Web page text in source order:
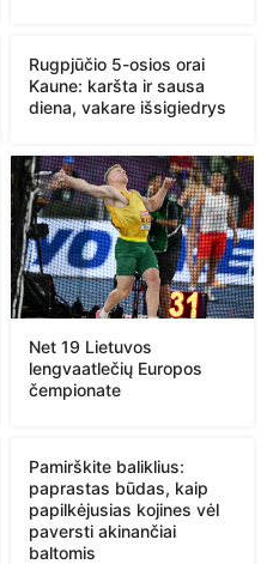
Rugpjūčio 5-osios orai
Kaune: karšta ir sausa
diena, vakare išsigiedrys
Net 19 Lietuvos
lengvaatlečių Europos
čempionate
Pamirškite baliklius:
paprastas būdas, kaip
papilkėjusias kojines vėl
paversti akinančiai
baltomis